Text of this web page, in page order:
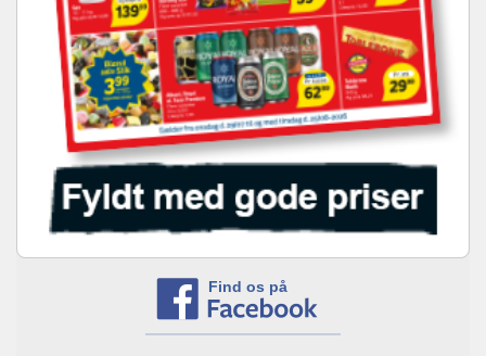
Find os på